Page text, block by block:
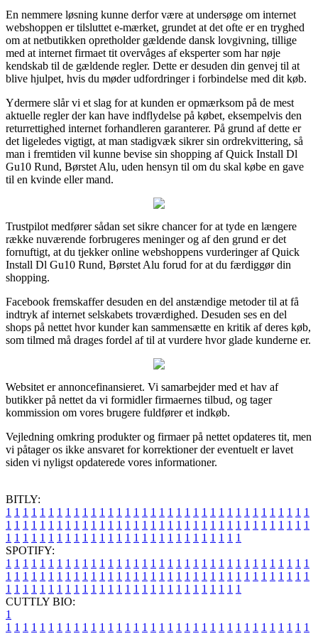
En nemmere løsning kunne derfor være at undersøge om internet
webshoppen er tilsluttet e-mærket, grundet at det ofte er en tryghed
om at netbutikken opretholder gældende dansk lovgivning, tillige
med at internet firmaet tit overvåges af eksperter som har nøje
kendskab til de gældende regler. Dette er desuden din genvej til at
blive hjulpet, hvis du møder udfordringer i forbindelse med dit køb.
Ydermere slår vi et slag for at kunden er opmærksom på de mest
aktuelle regler der kan have indflydelse på købet, eksempelvis den
returrettighed internet forhandleren garanterer. På grund af dette er
det ligeledes vigtigt, at man stadigvæk sikrer sin ordrekvittering, så
man i fremtiden vil kunne bevise sin shopping af Quick Install Dl
Gu10 Rund, Børstet Alu, uden hensyn til om du skal købe en gave
til en kvinde eller mand.
Trustpilot medfører sådan set sikre chancer for at tyde en længere
række nuværende forbrugeres meninger og af den grund er det
fornuftigt, at du tjekker online webshoppens vurderinger af Quick
Install Dl Gu10 Rund, Børstet Alu forud for at du færdiggør din
shopping.
Facebook fremskaffer desuden en del anstændige metoder til at få
indtryk af internet selskabets troværdighed. Desuden ses en del
shops på nettet hvor kunder kan sammensætte en kritik af deres køb,
som tilmed må drages fordel af til at vurdere hvor glade kunderne er.
Websitet er annoncefinansieret. Vi samarbejder med et hav af
butikker på nettet da vi formidler firmaernes tilbud, og tager
kommission om vores brugere fuldfører et indkøb.
Vejledning omkring produkter og firmaer på nettet opdateres tit, men
vi påtager os ikke ansvaret for korrektioner der eventuelt er lavet
siden vi nyligst opdaterede vores informationer.
BITLY:
1 1 1 1 1 1 1 1 1 1 1 1 1 1 1 1 1 1 1 1 1 1 1 1 1 1 1 1 1 1 1 1 1 1 1 1
1 1 1 1 1 1 1 1 1 1 1 1 1 1 1 1 1 1 1 1 1 1 1 1 1 1 1 1 1 1 1 1 1 1 1 1
1 1 1 1 1 1 1 1 1 1 1 1 1 1 1 1 1 1 1 1 1 1 1 1 1 1 1 1
SPOTIFY:
1 1 1 1 1 1 1 1 1 1 1 1 1 1 1 1 1 1 1 1 1 1 1 1 1 1 1 1 1 1 1 1 1 1 1 1
1 1 1 1 1 1 1 1 1 1 1 1 1 1 1 1 1 1 1 1 1 1 1 1 1 1 1 1 1 1 1 1 1 1 1 1
1 1 1 1 1 1 1 1 1 1 1 1 1 1 1 1 1 1 1 1 1 1 1 1 1 1 1 1
CUTTLY BIO:
1
1 1 1 1 1 1 1 1 1 1 1 1 1 1 1 1 1 1 1 1 1 1 1 1 1 1 1 1 1 1 1 1 1 1 1 1